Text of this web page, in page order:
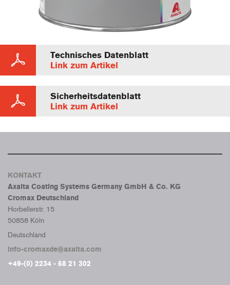
Technisches Datenblatt
Link zum Artikel
Sicherheitsdatenblatt
Link zum Artikel
KONTAKT
Axalta Coating Systems Germany GmbH & Co. KG
Cromax Deutschland
Horbellerstr. 15
50858 Köln
Deutschland
info-cromaxde@axalta.com
+49-(0) 2234 - 68 21 302